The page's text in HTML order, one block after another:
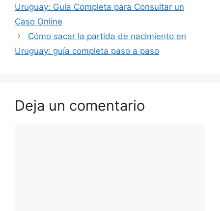
Uruguay: Guía Completa para Consultar un
Caso Online
Cómo sacar la partida de nacimiento en
Uruguay: guía completa paso a paso
Deja un comentario